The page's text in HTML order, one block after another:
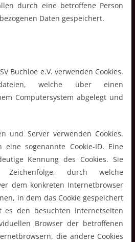
durch eine betroffene Person
Daten gespeichert.
Buchloe e.V. verwenden Cookies.
welche über einen
Computersystem abgelegt und
und Server verwenden Cookies.
eine sogenannte Cookie-ID. Eine
Kennung des Cookies. Sie
durch welche
dem konkreten Internetbrowser
in dem das Cookie gespeichert
es den besuchten Internetseiten
Browser der betroffenen
die andere Cookies